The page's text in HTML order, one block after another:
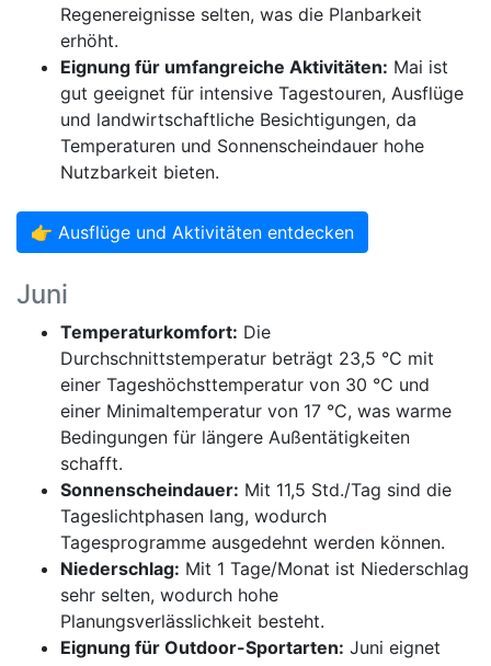
Regenereignisse selten, was die Planbarkeit
erhöht.
Eignung für umfangreiche Aktivitäten: Mai ist
gut geeignet für intensive Tagestouren, Ausflüge
und landwirtschaftliche Besichtigungen, da
Temperaturen und Sonnenscheindauer hohe
Nutzbarkeit bieten.
👉 Ausflüge und Aktivitäten entdecken
Juni
Temperaturkomfort: Die
Durchschnittstemperatur beträgt 23,5 °C mit
einer Tageshöchsttemperatur von 30 °C und
einer Minimaltemperatur von 17 °C, was warme
Bedingungen für längere Außentätigkeiten
schafft.
Sonnenscheindauer: Mit 11,5 Std./Tag sind die
Tageslichtphasen lang, wodurch
Tagesprogramme ausgedehnt werden können.
Niederschlag: Mit 1 Tage/Monat ist Niederschlag
sehr selten, wodurch hohe
Planungsverlässlichkeit besteht.
Eignung für Outdoor-Sportarten: Juni eignet